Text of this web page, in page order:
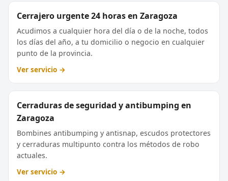
Cerrajero urgente 24 horas en Zaragoza
Acudimos a cualquier hora del día o de la noche, todos
los días del año, a tu domicilio o negocio en cualquier
punto de la provincia.
Ver servicio →
Cerraduras de seguridad y antibumping en
Zaragoza
Bombines antibumping y antisnap, escudos protectores
y cerraduras multipunto contra los métodos de robo
actuales.
Ver servicio →